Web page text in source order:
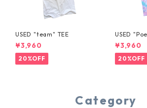
USED "team" TEE
¥3,960
20%OFF
USED
-DYE TEE
¥3,960
20%OFF
Category